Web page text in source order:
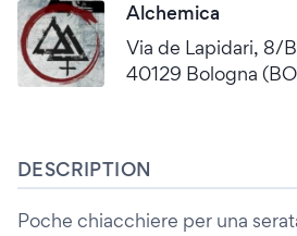
Alchemica
Via de Lapidari, 8/B
40129 Bologna
DESCRIPTION
Poche chiacchiere per una